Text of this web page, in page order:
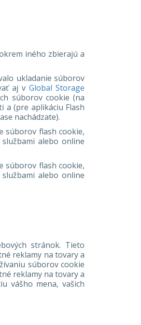
iného zbierajú a
ukladanie súborov
aj vGlobal Storage
súborov cookie (na
a (pre aplikáciu Flash
nachádzate).
súborov flash cookie,
alebo online
súborov flash cookie,
alebo online
stránok. Tieto
reklamy na tovary a
súborov cookie
reklamy na tovary a
vášho mena, vašich